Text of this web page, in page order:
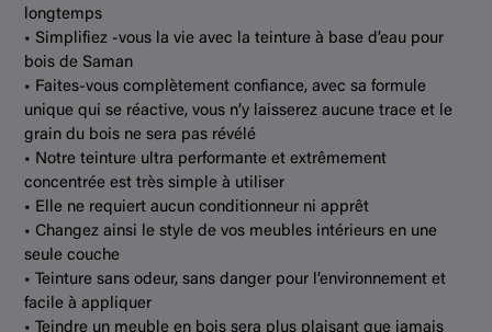
longtemps
• Simplifiez -vous la vie avec la teinture à base d’eau pour
bois de Saman
• Faites-vous complètement confiance, avec sa formule
unique qui se réactive, vous n’y laisserez aucune trace et le
grain du bois ne sera pas révélé
• Notre teinture ultra performante et extrêmement
concentrée est très simple à utiliser
• Elle ne requiert aucun conditionneur ni apprêt
• Changez ainsi le style de vos meubles intérieurs en une
seule couche
• Teinture sans odeur, sans danger pour l’environnement et
facile à appliquer
• Teindre un meuble en bois sera plus plaisant que jamais